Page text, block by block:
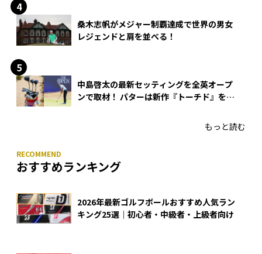
桑木志帆がメジャー制覇達成で世界の男女
レジェンドと肩を並べる！
中島啓太の最新セッティングを全英オープ
ンで取材！ パターは新作『トーチド』を投
もっと読む
おすすめランキング
2026年最新ゴルフボールおすすめ人気ラン
キング25選｜初心者・中級者・上級者向け